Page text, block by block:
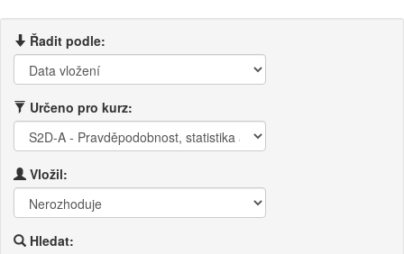
Řadit podle:
Určeno pro kurz:
Vložil:
Hledat: